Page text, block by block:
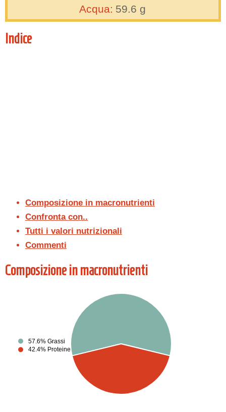
Acqua: 59.6 g
Indice
Composizione in macronutrienti
Confronta con..
Tutti i valori nutrizionali
Commenti
Composizione in macronutrienti
57.6% Grassi
42.4% Proteine